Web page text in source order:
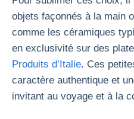
objets façonnés à la main
comme les céramiques
en exclusivité sur des
Produits d’Italie. Ces
caractère authentique et
invitant au voyage et à la